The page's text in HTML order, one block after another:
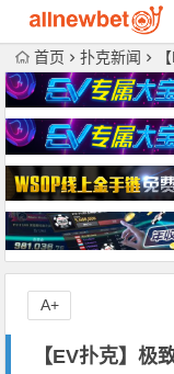
首页 扑克新闻
【EV扑克】极
A+